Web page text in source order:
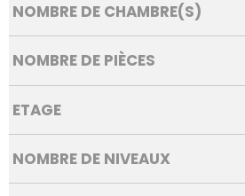
NOMBRE DE CHAMBRE(S)
NOMBRE DE PIÈCES
ETAGE
NOMBRE DE NIVEAUX